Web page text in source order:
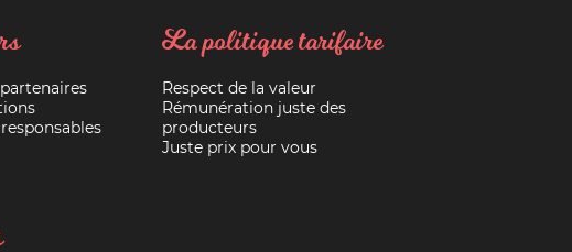
La politique tarifaire
Respect de la valeur
Rémunération juste des
producteurs
Juste prix pour vous